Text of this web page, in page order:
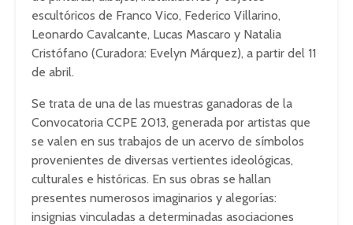
escultóricos de Franco Vico, Federico Villarino,
Leonardo Cavalcante, Lucas Mascaro y Natalia
Cristófano (Curadora: Evelyn Márquez), a partir del 11
de abril.
Se trata de una de las muestras ganadoras de la
Convocatoria CCPE 2013, generada por artistas que
se valen en sus trabajos de un acervo de símbolos
provenientes de diversas vertientes ideológicas,
culturales e históricas. En sus obras se hallan
presentes numerosos imaginarios y alegorías:
insignias vinculadas a determinadas asociaciones